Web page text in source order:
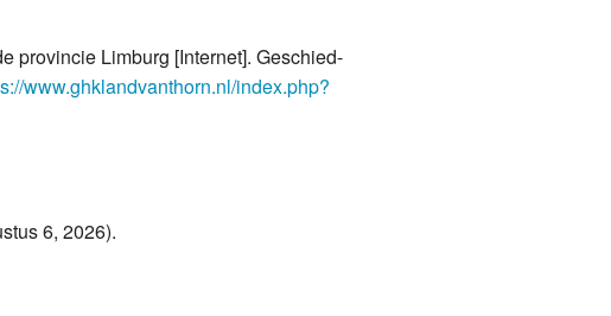
provincie Limburg [Internet]. Geschied-
www.ghklandvanthorn.nl/index.php?
6, 2026).